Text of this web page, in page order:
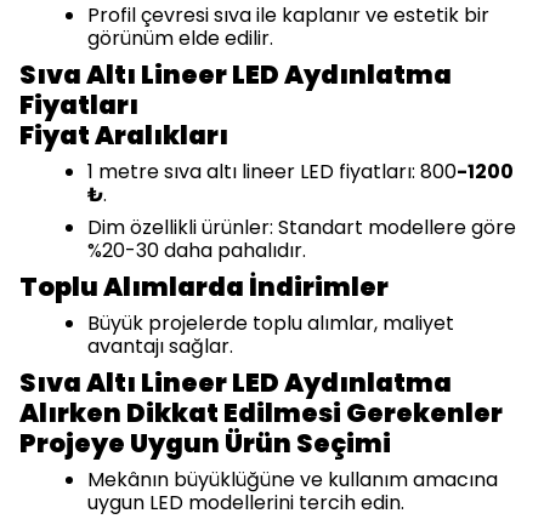
Profil çevresi sıva ile kaplanır ve estetik bir
görünüm elde edilir.
Sıva Altı Lineer LED Aydınlatma
Fiyatları
Fiyat Aralıkları
1 metre sıva altı lineer LED fiyatları: 800-1200
₺.
Dim özellikli ürünler: Standart modellere göre
%20-30 daha pahalıdır.
Toplu Alımlarda İndirimler
Büyük projelerde toplu alımlar, maliyet
avantajı sağlar.
Sıva Altı Lineer LED Aydınlatma
Alırken Dikkat Edilmesi Gerekenler
Projeye Uygun Ürün Seçimi
Mekânın büyüklüğüne ve kullanım amacına
uygun LED modellerini tercih edin.